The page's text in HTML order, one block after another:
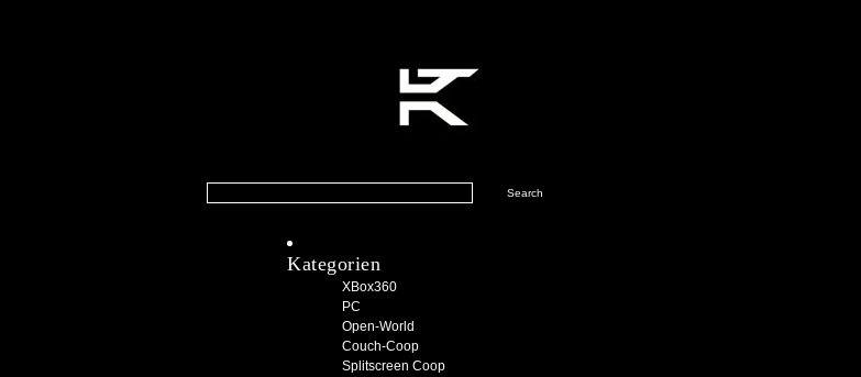
Kategorien
XBox360
PC
Open-World
Couch-Coop
Splitscreen Coop